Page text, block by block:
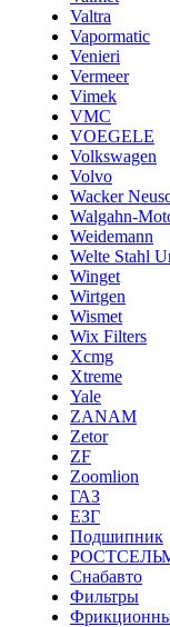
Valtra
Vapormatic
Venieri
Vermeer
Vimek
VMC
VOEGELE
Volkswagen
Volvo
Wacker
Walgahn-
Weidemann
Welte Stahl
Winget
Wirtgen
Wismet
Wix Filters
Xcmg
Xtreme
Yale
ZANAM
Zetor
ZF
Zoomlion
ГАЗ
ЕЗГ
Подшипник
Снабавто
Фильтры